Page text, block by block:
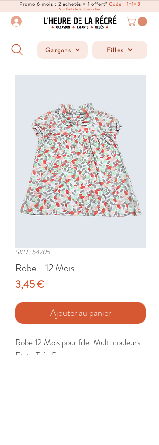
Promo 6 mois : 2 achetés = 1 offert*Code : 1+1=3
*sur l'article le moins cher
Garçons Filles
SKU : 54705
Robe - 12 Mois
3,45 €Prix
Ajouter au panier
Robe 12 Mois pour fille. Multi couleurs.
Etat : Très Bon